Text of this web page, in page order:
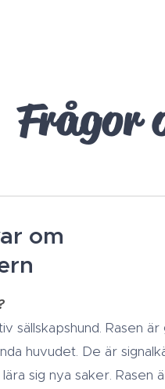
Frågor
om
sällskapshund. Rasen är
huvudet. De är
sig nya saker. Rasen